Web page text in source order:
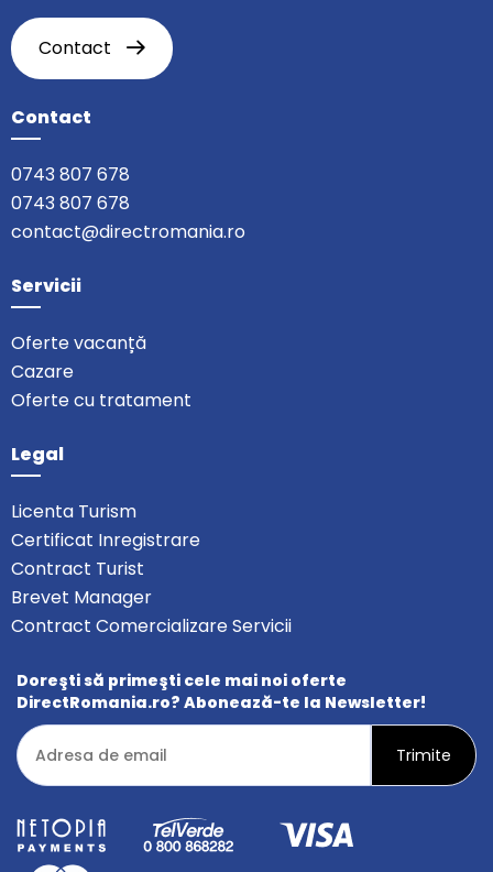
Contact
Contact
0743 807 678
0743 807 678
contact@directromania.ro
Servicii
Oferte vacanță
Cazare
Oferte cu tratament
Legal
Licenta Turism
Certificat Inregistrare
Contract Turist
Brevet Manager
Contract Comercializare Servicii
Doreşti să primeşti cele mai noi oferte
DirectRomania.ro? Abonează-te la Newsletter!